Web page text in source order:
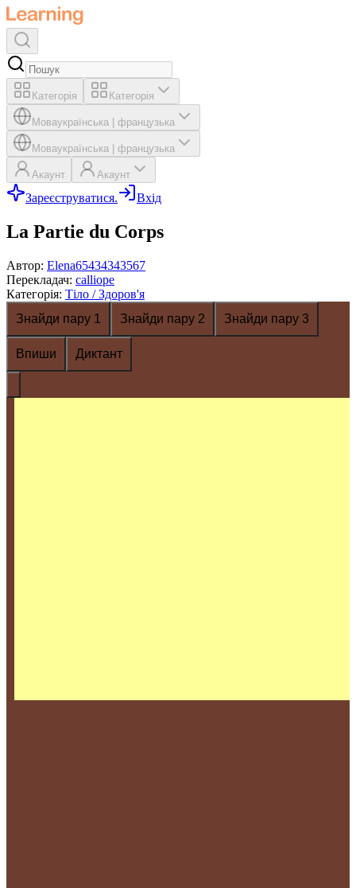
Категорія Категорія
Моваукраїнська французька
Моваукраїнська французька
Акаунт Акаунт
Зареєструватися. Вхід
La Partie du Corps
Автор: Elena65434343567
Перекладач: calliope
Категорія: Тіло / Здоров'я
Знайди пару 1
Знайди пару 2 Знайди пару 3
Впиши Диктант